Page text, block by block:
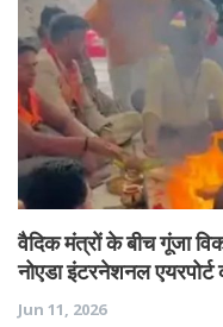
वैदिक मंत्रों के बीच गूंजा
नोएडा इंटरनेशनल
Jun 11, 2026